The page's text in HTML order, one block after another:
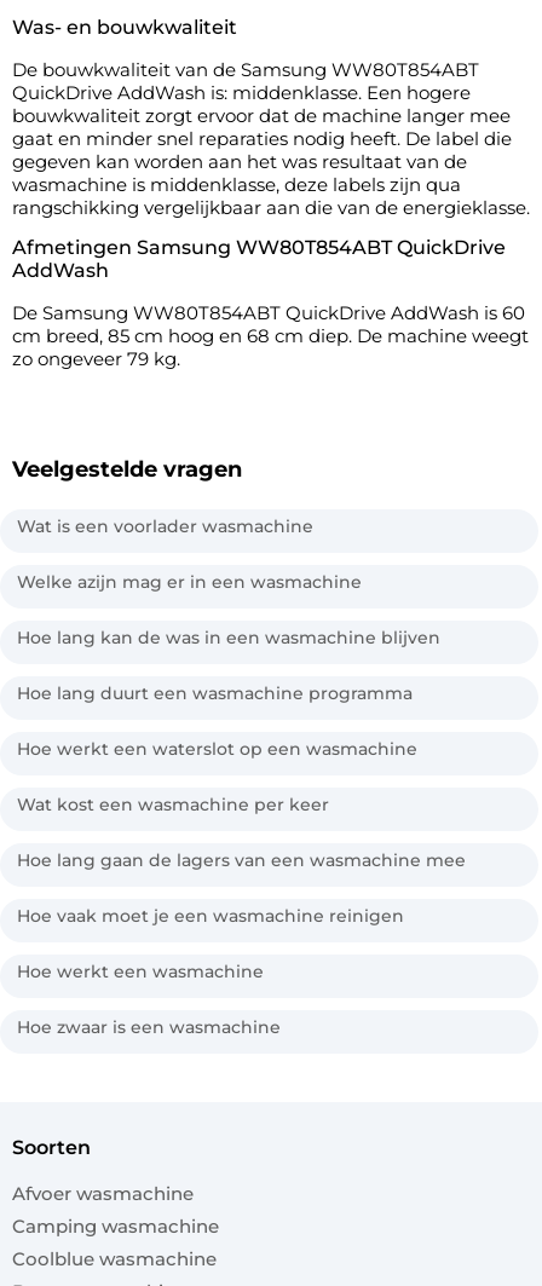
Was- en bouwkwaliteit
De bouwkwaliteit van de Samsung WW80T854ABT
QuickDrive AddWash is: middenklasse. Een hogere
bouwkwaliteit zorgt ervoor dat de machine langer mee
gaat en minder snel reparaties nodig heeft. De label die
gegeven kan worden aan het was resultaat van de
wasmachine is middenklasse, deze labels zijn qua
rangschikking vergelijkbaar aan die van de energieklasse.
Afmetingen Samsung WW80T854ABT QuickDrive
AddWash
De Samsung WW80T854ABT QuickDrive AddWash is 60
cm breed, 85 cm hoog en 68 cm diep. De machine weegt
zo ongeveer 79 kg.
Veelgestelde vragen
Wat is een voorlader wasmachine
Welke azijn mag er in een wasmachine
Hoe lang kan de was in een wasmachine blijven
Hoe lang duurt een wasmachine programma
Hoe werkt een waterslot op een wasmachine
Wat kost een wasmachine per keer
Hoe lang gaan de lagers van een wasmachine mee
Hoe vaak moet je een wasmachine reinigen
Hoe werkt een wasmachine
Hoe zwaar is een wasmachine
soorten
Afvoer wasmachine
Camping wasmachine
Coolblue wasmachine